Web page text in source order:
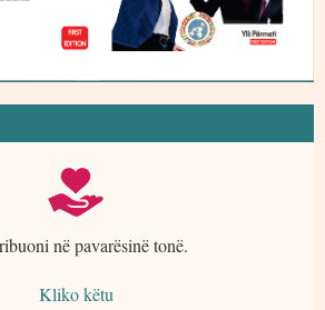
në pavarësinë tonë.
Kliko këtu